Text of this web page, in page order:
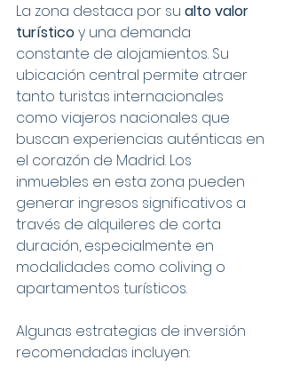
La zona destaca por su alto valor
turístico y una demanda
constante de alojamientos. Su
ubicación central permite atraer
tanto turistas internacionales
como viajeros nacionales que
buscan experiencias auténticas en
el corazón de Madrid. Los
inmuebles en esta zona pueden
generar ingresos significativos a
través de alquileres de corta
duración, especialmente en
modalidades como coliving o
apartamentos turísticos.
Algunas estrategias de inversión
recomendadas incluyen: